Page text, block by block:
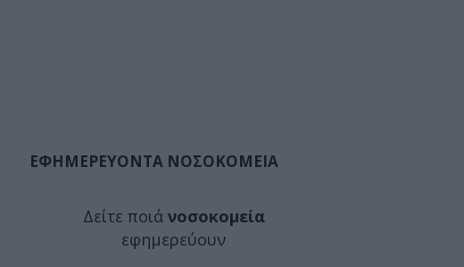
ΕΦΗΜΕΡΕΥΟΝΤΑ ΝΟΣΟΚΟΜΕΙΑ
Δείτε ποιά νοσοκομεία
εφημερεύουν